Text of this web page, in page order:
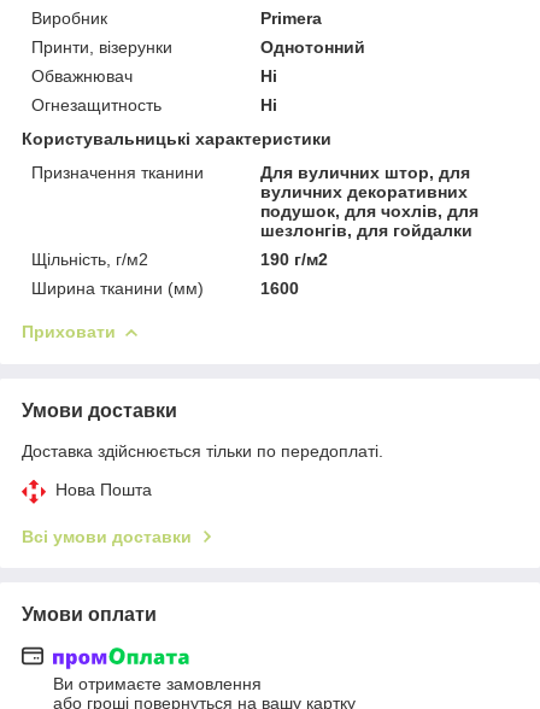
Виробник
Primera
Принти, візерунки
Однотонний
Обважнювач
Ні
Огнезащитность
Ні
Користувальницькі характеристики
Призначення тканини
Для вуличних штор, для
вуличних декоративних
подушок, для чохлів, для
шезлонгів, для гойдалки
Щільність, г/м2
190 г/м2
Ширина тканини (мм)
1600
Приховати
Умови доставки
Доставка здійснюється тільки по передоплаті.
Нова Пошта
Всі умови доставки
Умови оплати
Ви отримаєте замовлення
або гроші повернуться на вашу картку